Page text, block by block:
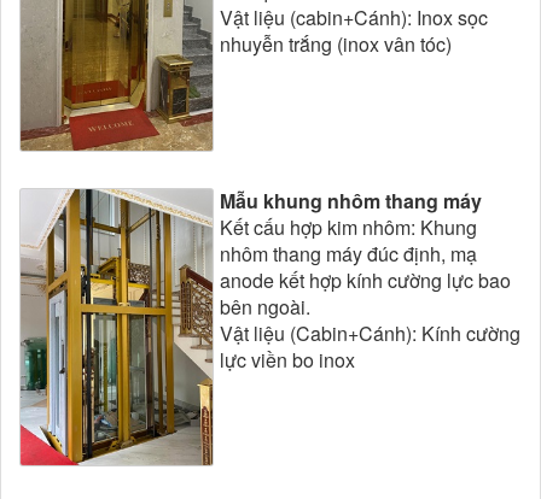
Vật liệu (cabin+Cánh): Inox sọc
nhuyễn trắng (inox vân tóc)
Mẫu khung nhôm thang máy
Kết cấu hợp kim nhôm: Khung
nhôm thang máy đúc định, mạ
anode kết hợp kính cường lực bao
bên ngoài.
Vật liệu (Cabin+Cánh): Kính cường
lực viền bo inox